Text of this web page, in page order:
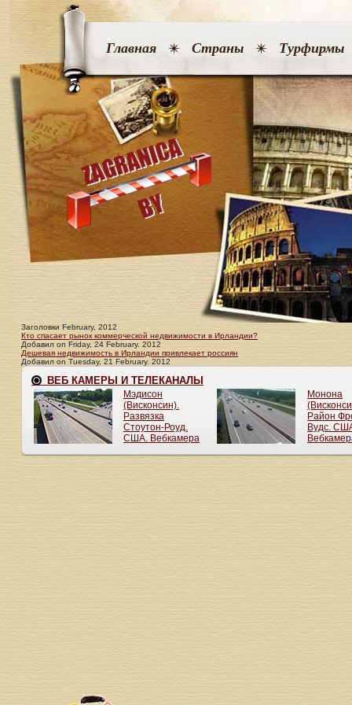
Главная Страны Турфирмы
Заголовки February, 2012
Кто спасает рынок коммерческой недвижимости в Ирландии?
Добавил on Friday, 24 February. 2012
Дешевая недвижимость в Ирландии привлекает россиян
Добавил on Tuesday, 21 February. 2012